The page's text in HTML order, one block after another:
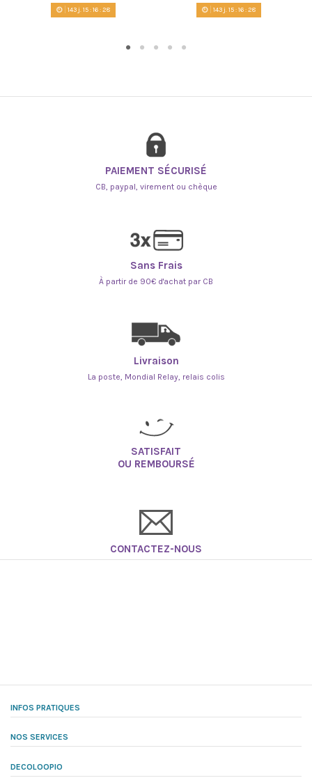
143 j. 15:16:28 143 j. 15:16:28
PAIEMENT SÉCURISÉ
CB, paypal, virement ou chèque
Sans Frais
À partir de 90€ d'achat par CB
Livraison
La poste, Mondial Relay, relais colis
SATISFAIT
OU REMBOURSÉ
CONTACTEZ-NOUS
INFOS PRATIQUES
NOS SERVICES
DECOLOOPIO